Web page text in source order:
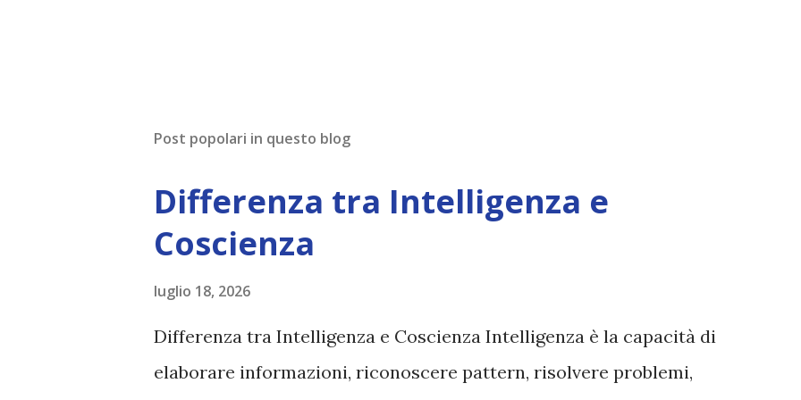
Post popolari in questo blog
Differenza tra Intelligenza e
Coscienza
luglio 18, 2026
Differenza tra Intelligenza e Coscienza Intelligenza è la capacità di
elaborare informazioni, riconoscere pattern, risolvere problemi,